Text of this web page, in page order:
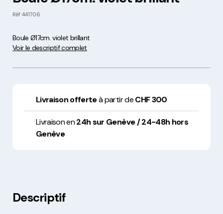
Réf 441706
Boule Ø17cm. violet brillant
Voir le descriptif complet
Livraison offerteà partir deCHF 300
Livraison en24h sur Genève / 24-48h hors
Genève
Descriptif